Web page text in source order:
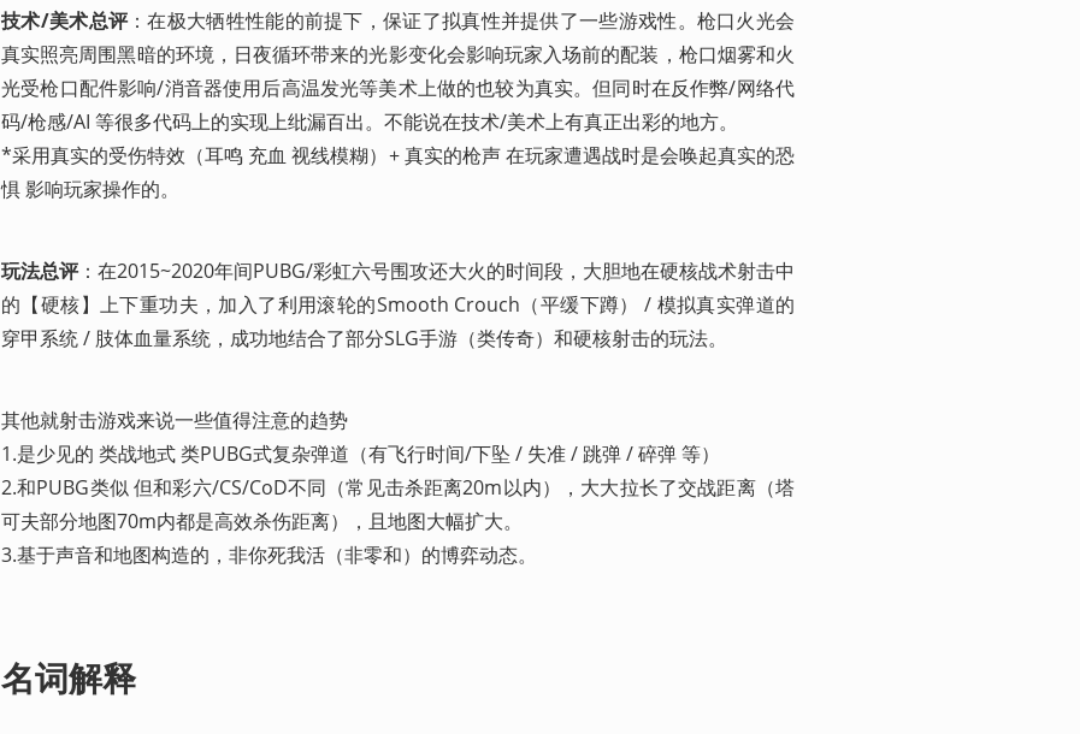
技术/美术总评：在极大牺牲性能的前提下，保证了拟真性并提供了一些游戏性。枪口火光会
真实照亮周围黑暗的环境，日夜循环带来的光影变化会影响玩家入场前的配装，枪口烟雾和火
光受枪口配件影响/消音器使用后高温发光等美术上做的也较为真实。但同时在反作弊/网络代
码/枪感/AI 等很多代码上的实现上纰漏百出。不能说在技术/美术上有真正出彩的地方。
*采用真实的受伤特效（耳鸣 充血 视线模糊）+ 真实的枪声 在玩家遭遇战时是会唤起真实的恐
惧 影响玩家操作的。
玩法总评：在2015~2020年间PUBG/彩虹六号围攻还大火的时间段，大胆地在硬核战术射击中
的【硬核】上下重功夫，加入了利用滚轮的Smooth Crouch（平缓下蹲） / 模拟真实弹道的
穿甲系统 / 肢体血量系统，成功地结合了部分SLG手游（类传奇）和硬核射击的玩法。
其他就射击游戏来说一些值得注意的趋势
1.是少见的 类战地式 类PUBG式复杂弹道（有飞行时间/下坠 / 失准 / 跳弹 / 碎弹 等）
2.和PUBG类似 但和彩六/CS/CoD不同（常见击杀距离20m以内），大大拉长了交战距离（塔
可夫部分地图70m内都是高效杀伤距离），且地图大幅扩大。
3.基于声音和地图构造的，非你死我活（非零和）的博弈动态。
名词解释